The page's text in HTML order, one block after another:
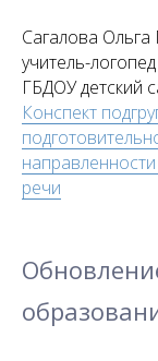
Сагалова
учитель-логопед
ГБДОУ детский
Конспект
речи